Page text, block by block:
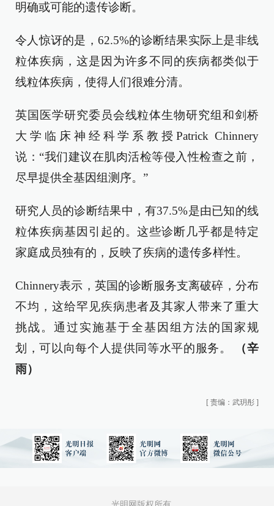
明确或可能的遗传诊断。
令人惊讶的是，62.5%的诊断结果实际上是非线
粒体疾病，这是因为许多不同的疾病都类似于
线粒体疾病，使得人们很难分清。
英国医学研究委员会线粒体生物研究组和剑桥
大学临床神经科学系教授Patrick Chinnery
说：“我们建议在肌肉活检等侵入性检查之前，
尽早提供全基因组测序。”
研究人员的诊断结果中，有37.5%是由已知的线
粒体疾病基因引起的。这些诊断几乎都是特定
家庭成员独有的，反映了疾病的遗传多样性。
Chinnery表示，英国的诊断服务支离破碎，分布
不均，这给罕见疾病患者及其家人带来了重大
挑战。通过实施基于全基因组方法的国家规
划，可以向每个人提供同等水平的服务。
（辛
雨）
[ 责编：武玥彤 ]